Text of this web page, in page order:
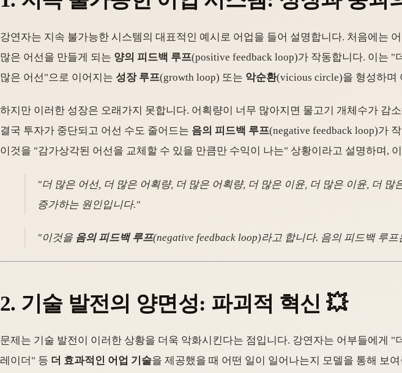
강연자는 지속 불가능한 시스템의 대표적인 예시로 어업을 들어 설명합니다. 처음에는
많은 어선을 만들게 되는 양의 피드백 루프(positive feedback loop)가 작동합니다. 이
많은 어선"으로 이어지는 성장 루프(growth loop) 또는 악순환(vicious circle)을 형성하며
하지만 이러한 성장은 오래가지 못합니다. 어획량이 너무 많아지면 물고기 개체수가 감
결국 투자가 중단되고 어선 수도 줄어드는 음의 피드백 루프(negative feedback loop)가
이것을 "감가상각된 어선을 교체할 수 있을 만큼만 수익이 나는" 상황이라고 설명하며,
"더 많은 어선, 더 많은 어획량, 더 많은 어획량, 더 많은 이윤, 더 많은 이윤, 더
증가하는 원인입니다."
"이것을 음의 피드백 루프(negative feedback loop)라고 합니다. 음의 피드백 루
2. 기술 발전의 양면성: 파괴적 혁신 💥
문제는 기술 발전이 이러한 상황을 더욱 악화시킨다는 점입니다. 강연자는 어부들에게
레이더" 등 더 효과적인 어업 기술을 제공했을 때 어떤 일이 일어나는지 모델을 통해 보